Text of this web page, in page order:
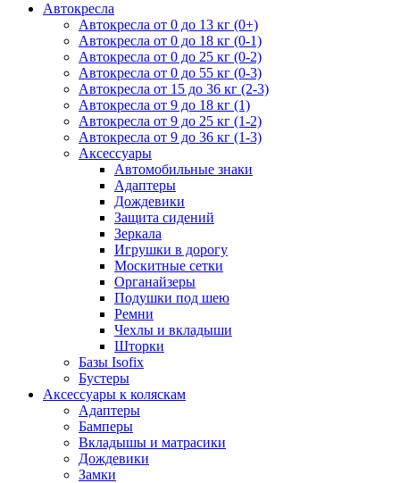
Автокресла
Автокресла от 0 до 13 кг (0+)
Автокресла от 0 до 18 кг (0-1)
Автокресла от 0 до 25 кг (0-2)
Автокресла от 0 до 55 кг (0-3)
Автокресла от 15 до 36 кг (2-3)
Автокресла от 9 до 18 кг (1)
Автокресла от 9 до 25 кг (1-2)
Автокресла от 9 до 36 кг (1-3)
Аксессуары
Автомобильные знаки
Адаптеры
Дождевики
Защита сидений
Зеркала
Игрушки в дорогу
Москитные сетки
Органайзеры
Подушки под шею
Ремни
Чехлы и вкладыши
Шторки
Базы Isofix
Бустеры
Аксессуары к коляскам
Адаптеры
Бамперы
Вкладышы и матрасики
Дождевики
Замки